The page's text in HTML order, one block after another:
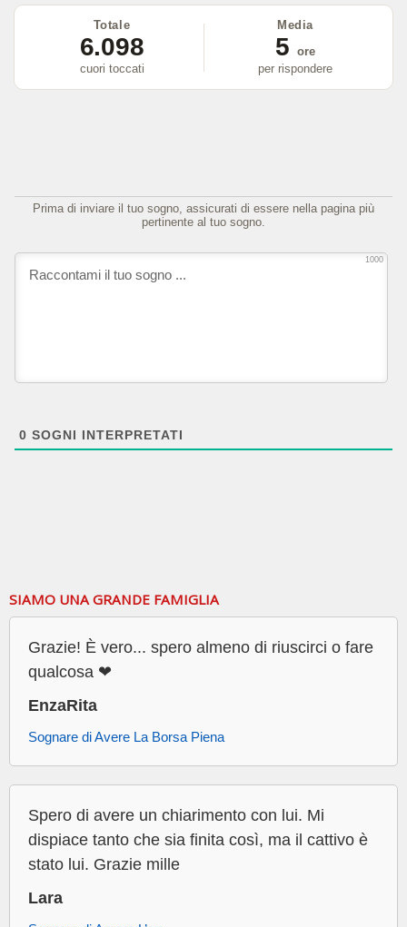
Totale
6.098
cuori toccati
Media
5 ore
per rispondere
Prima di inviare il tuo sogno, assicurati di essere nella pagina più
pertinente al tuo sogno.
1000
0 SOGNI INTERPRETATI
SIAMO UNA GRANDE FAMIGLIA
Grazie! È vero... spero almeno di riuscirci o fare
qualcosa ❤
EnzaRita
Sognare di Avere La Borsa Piena
Spero di avere un chiarimento con lui. Mi
dispiace tanto che sia finita così, ma il cattivo è
stato lui. Grazie mille
Lara